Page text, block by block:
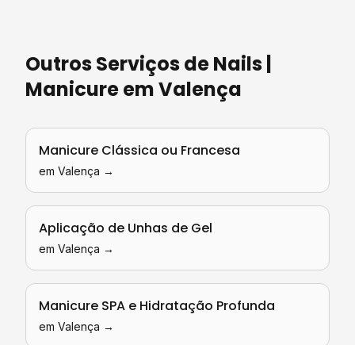
Outros Serviços deNails |
ManicureemValença
Manicure Clássica ou Francesa
em Valença →
Aplicação de Unhas de Gel
em Valença →
Manicure SPA e Hidratação Profunda
em Valença →